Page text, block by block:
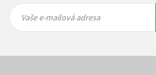
mailová
mailová
Vaše e-mailová adresa